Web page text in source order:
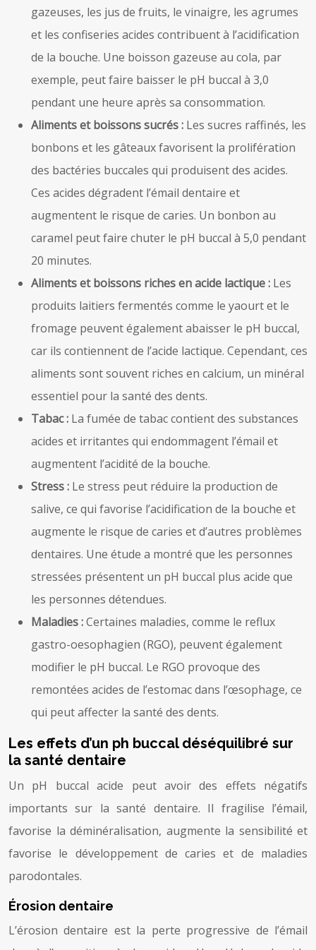
gazeuses, les jus de fruits, le vinaigre, les agrumes
et les confiseries acides contribuent à l’acidification
de la bouche. Une boisson gazeuse au cola, par
exemple, peut faire baisser le pH buccal à 3,0
pendant une heure après sa consommation.
Aliments et boissons sucrés : Les sucres raffinés, les
bonbons et les gâteaux favorisent la prolifération
des bactéries buccales qui produisent des acides.
Ces acides dégradent l’émail dentaire et
augmentent le risque de caries. Un bonbon au
caramel peut faire chuter le pH buccal à 5,0 pendant
20 minutes.
Aliments et boissons riches en acide lactique : Les
produits laitiers fermentés comme le yaourt et le
fromage peuvent également abaisser le pH buccal,
car ils contiennent de l’acide lactique. Cependant, ces
aliments sont souvent riches en calcium, un minéral
essentiel pour la santé des dents.
Tabac : La fumée de tabac contient des substances
acides et irritantes qui endommagent l’émail et
augmentent l’acidité de la bouche.
Stress : Le stress peut réduire la production de
salive, ce qui favorise l’acidification de la bouche et
augmente le risque de caries et d’autres problèmes
dentaires. Une étude a montré que les personnes
stressées présentent un pH buccal plus acide que
les personnes détendues.
Maladies :Certaines maladies, comme le reflux
gastro-oesophagien (RGO), peuvent également
modifier le pH buccal. Le RGO provoque des
remontées acides de l’estomac dans l’œsophage, ce
qui peut affecter la santé des dents.
Les effets d’un ph buccal déséquilibré sur
la santé dentaire
Un pH buccal acide peut avoir des effets négatifs
importants sur la santé dentaire. Il fragilise l’émail,
favorise la déminéralisation, augmente la sensibilité et
favorise le développement de caries et de maladies
parodontales.
Érosion dentaire
L’érosion dentaire est la perte progressive de l’émail